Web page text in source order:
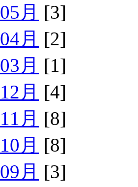
月 [3]
月 [2]
月 [1]
月 [4]
月 [8]
月 [8]
月 [3]